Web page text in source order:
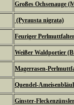
Großes Ochsenauge
(Pyrausta nigrata)
Feuriger
Weißer Waldportier
Magerrasen-
Quendel-
Ginster-